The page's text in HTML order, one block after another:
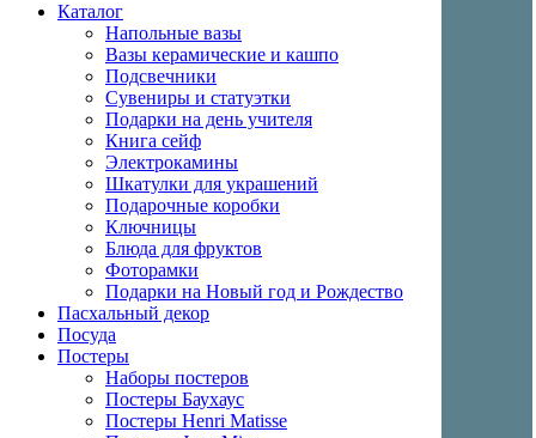
Каталог
Напольные вазы
Вазы керамические и кашпо
Подсвечники
Сувениры и статуэтки
Подарки на день учителя
Книга сейф
Электрокамины
Шкатулки для украшений
Подарочные коробки
Ключницы
Блюда для фруктов
Фоторамки
Подарки на Новый год и Рождество
Пасхальный декор
Посуда
Постеры
Наборы постеров
Постеры Баухаус
Постеры Henri Matisse